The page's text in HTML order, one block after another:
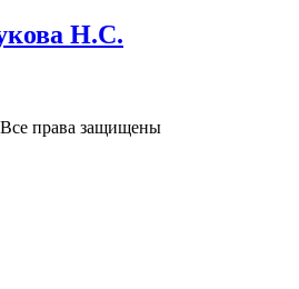
Н.С.
права защищены